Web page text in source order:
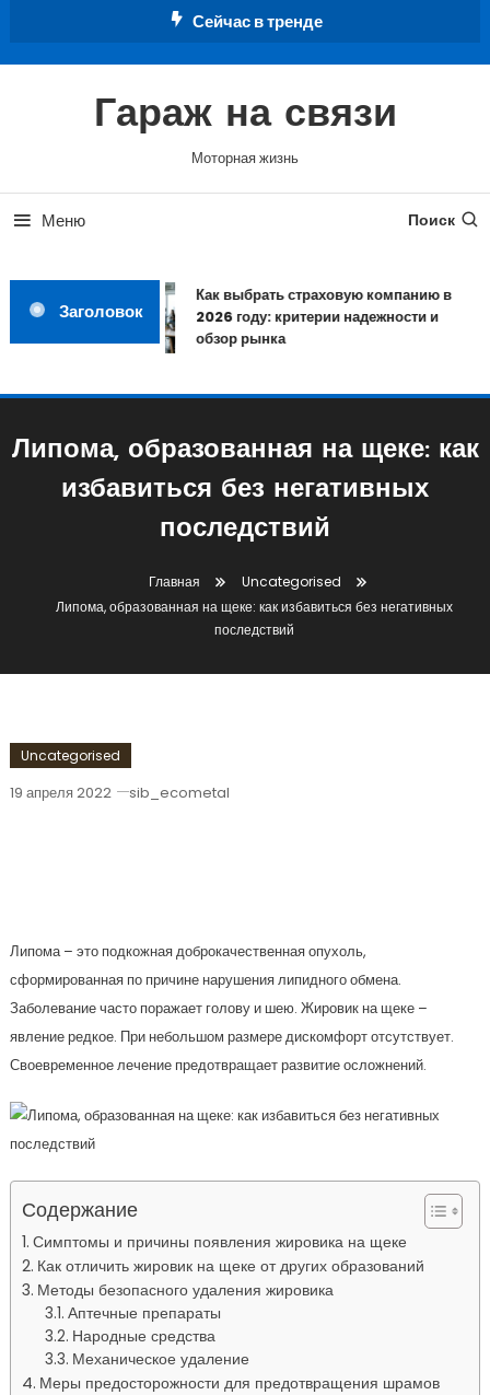
Сейчас в тренде
Гараж на связи
Моторная жизнь
Меню Поиск
Заголовок
Как выбрать страховую компанию в
2026 году: критерии надежности и
обзор рынка
Липома, образованная на щеке: как
избавиться без негативных
последствий
Главная
Uncategorised
Липома, образованная на щеке: как избавиться без негативных
последствий
Uncategorised
19 апреля 2022 sib_ecometal
Липома – это подкожная доброкачественная опухоль,
сформированная по причине нарушения липидного обмена.
Заболевание часто поражает голову и шею. Жировик на щеке –
явление редкое. При небольшом размере дискомфорт отсутствует.
Своевременное лечение предотвращает развитие осложнений.
Содержание
Симптомы и причины появления жировика на щеке
Как отличить жировик на щеке от других образований
Методы безопасного удаления жировика
Аптечные препараты
Народные средства
Механическое удаление
Меры предосторожности для предотвращения шрамов